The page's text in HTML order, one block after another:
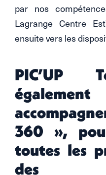
par nos
Lagrange Centre
ensuite vers les
PIC’UP
360 »,
toutes les
des